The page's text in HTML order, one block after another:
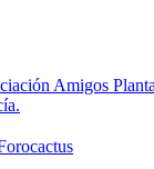
Amigos